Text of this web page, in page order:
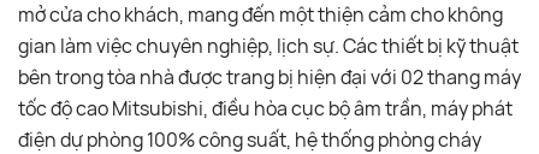
mở cửa cho khách, mang đến một thiện cảm cho không
gian làm việc chuyên nghiệp, lịch sự. Các thiết bị kỹ thuật
bên trong tòa nhà được trang bị hiện đại với 02 thang máy
tốc độ cao Mitsubishi, điều hòa cục bộ âm trần, máy phát
điện dự phòng 100% công suất, hệ thống phòng cháy